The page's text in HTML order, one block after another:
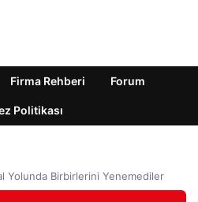
Firma Rehberi Forum
Politikası
Yolunda Birbirlerini Yenemediler